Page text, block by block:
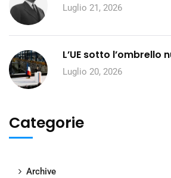
Luglio 21, 2026
L’UE sotto l’ombrello
Luglio 20, 2026
Categorie
Archive